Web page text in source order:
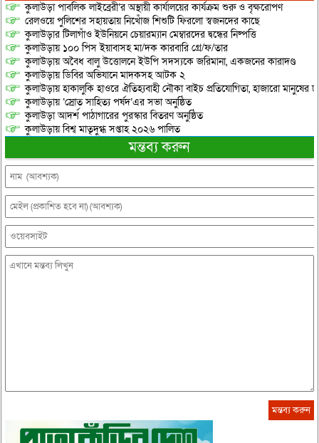
কুলাউড়া পাবলিক লাইব্রেরী’র অস্থায়ী কার্যালয়ের কার্যক্রম শুরু ও বৃক্ষরোপণ
রেলওয়ে পুলিশের সহায়তায় নিখোঁজ শিশুটি ফিরলো স্বজনদের কাছে
কুলাউড়ার টিলাগাঁও ইউনিয়নে চেয়ারম্যান মেম্বারদের দ্বন্ধের নিষ্পত্তি
কুলাউড়ায় ১০০ পিস ইয়াবাসহ মা/দক কারবারি গ্রে/ফ/তার
কুলাউড়ায় অবৈধ বালু উত্তোলনে ইউপি সদস্যকে জরিমানা, একজনের কারাদণ্ড
কুলাউড়ায় ডিবির অভিযানে মাদকসহ আটক ২
কুলাউড়ায় হাকালুকি হাওরে ঐতিহ্যবাহী নৌকা বাইচ প্রতিযোগিতা, হাজারো মানুষের
কুলাউড়ায় ‘স্রোত সাহিত্য পর্ষদ’এর সভা অনুষ্ঠিত
কুলাউড়া আদর্শ পাঠাগারের পুরস্কার বিতরণ অনুষ্ঠিত
কুলাউড়ায় বিশ্ব মাতৃদুগ্ধ সপ্তাহ ২০২৬ পালিত
মন্তব্য করুন